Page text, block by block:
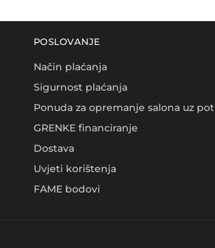
POSLOVANJE
Način plaćanja
Sigurnost plaćanja
Ponuda za opremanje salona uz
GRENKE financiranje
Dostava
Uvjeti korištenja
FAME bodovi